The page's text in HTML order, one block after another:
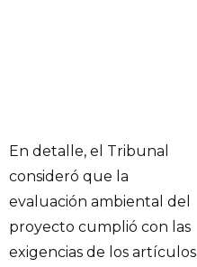
En detalle, el Tribunal
consideró que la
evaluación ambiental del
proyecto cumplió con las
exigencias de los artículos